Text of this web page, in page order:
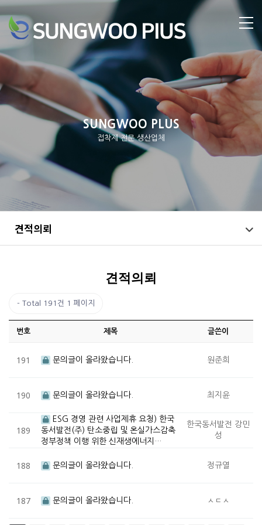
SUNGWOO PLUS
접착제 전문 생산업체
견적의뢰
견적의뢰
Total 191건 1 페이지
번호 제목 글쓴이
191 문의글이 올라왔습니다. 원준희
190 문의글이 올라왔습니다. 최지윤
189
ESG 경영 관련 사업제휴 요청) 한국
동서발전(주) 탄소중립 및 온실가스감축
정부정책 이행 위한 신재생에너지…
한국동서발전 강민
성
188 문의글이 올라왔습니다. 정규열
187 문의글이 올라왔습니다. ㅅㄷㅅ